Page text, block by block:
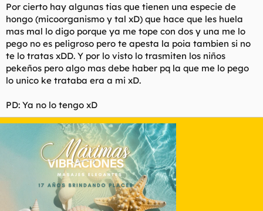
Por cierto hay algunas tias que tienen una especie de
hongo (micoorganismo y tal xD) que hace que les huela
mas mal lo digo porque ya me tope con dos y una me lo
pego no es peligroso pero te apesta la poia tambien si no
te lo tratas xDD. Y por lo visto lo trasmiten los niños
pekeños pero algo mas debe haber pq la que me lo pego
lo unico ke trataba era a mi xD.
PD: Ya no lo tengo xD